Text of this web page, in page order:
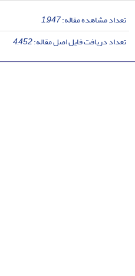
تعداد مشاهده مقاله:1,947
تعداد دریافت فایل اصل مقاله:4,452